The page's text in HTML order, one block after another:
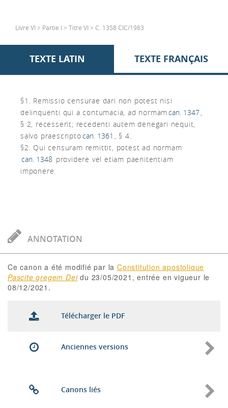
Livre VI > Partie I > Titre VI > C. 1358 CIC/1983
TEXTE LATIN TEXTE FRANÇAIS
§1. Remissio censurae dari non potest nisi
delinquenti qui a contumacia, ad normamcan. 1347,
§ 2, recesserit; recedenti autem denegari nequit,
salvo praescriptocan. 1361 , § 4.
§2. Qui censuram remittit, potest ad normam
can. 1348 providere vel etiam paenitentiam
imponere.
ANNOTATION
Ce canon a été modifié par laConstitution apostolique
Pascite gregem Deidu 23/05/2021, entrée en vigueur le
08/12/2021.
Télécharger le PDF
Anciennes versions
Canons liés